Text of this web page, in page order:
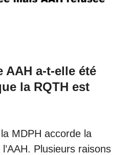
a-t-elle été
la RQTH est
MDPH accorde la
Plusieurs raisons